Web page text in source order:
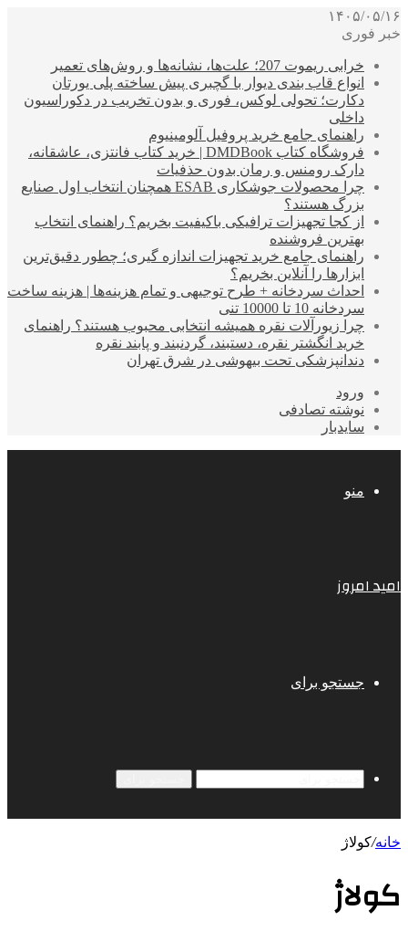
۱۴۰۵/۰۵/۱۶
خبر فوری
خرابی ریموت 207؛ علت‌ها، نشانه‌ها و روش‌های تعمیر
انواع قاب بندی دیوار با گچبری پیش ساخته پلی یورتان
دکارت؛ تحولی لوکس، فوری و بدون تخریب در دکوراسیون
داخلی
راهنمای جامع خرید پروفیل آلومینیوم
فروشگاه کتاب DMDBook | خرید کتاب فانتزی، عاشقانه،
دارک رومنس و رمان بدون حذفیات
چرا محصولات جوشکاری ESAB همچنان انتخاب اول صنایع
بزرگ هستند؟
از کجا تجهیزات ترافیکی باکیفیت بخریم؟ راهنمای انتخاب
بهترین فروشنده
راهنمای جامع خرید تجهیزات اندازه گیری؛ چطور دقیق‌ترین
ابزارها را آنلاین بخریم؟
احداث سردخانه + طرح توجیهی و تمام هزینه‌ها | هزینه ساخت
سردخانه 10 تا 10000 تنی
چرا زیورآلات نقره همیشه انتخابی محبوب هستند؟ راهنمای
خرید انگشتر نقره، دستبند، گردنبند و پابند نقره
دندانپزشکی تحت بیهوشی در شرق تهران
ورود
نوشته تصادفی
سایدبار
منو
امید امروز
جستجو برای
خانه/کولاژ
کولاژ